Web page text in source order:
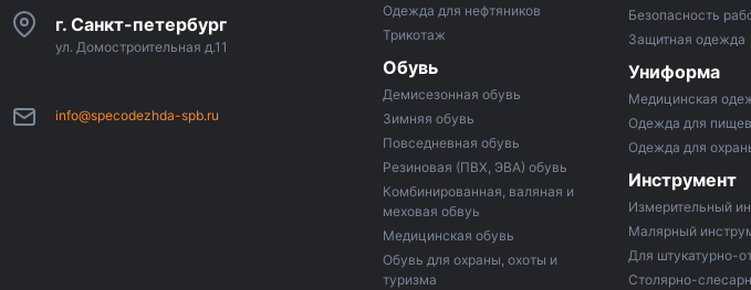
г. Санкт-петербург
ул. Домостроительная д.11
info@specodezhda-spb.ru
Одежда для нефтяников
Трикотаж
Обувь
Демисезонная обувь
Зимняя обувь
Повседневная обувь
Резиновая (ПВХ, ЭВА) обувь
Комбинированная, валяная и
меховая обвуь
Медицинская обувь
Обувь для охраны, охоты и
туризма
Безопасность
Защитная одежда
Униформа
Медицинская
Одежда для
Одежда для
Инструмент
Измерительный
Малярный
Для штукатурно-
Столярно-